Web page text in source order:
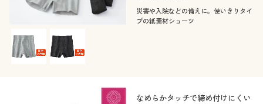
災害や入院などの備えに。使いきりタイ
プの紙素材ショーツ
なめらかタッチで締め付けにくい